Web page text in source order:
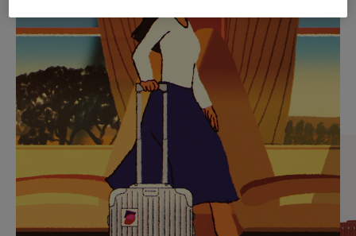
NO
ESTÁ
PAUSADO,
PULSE
PARA
PAUSARLO.
DEL
VÍDEO
ESTÁ
DESACTIVADO:
PULSE
PARA
ACTIVARLO.
IDAS DE REGALO CUIDADOSAMENTE ELEGIDAS
Encuentre su compañero de
viaje ideal